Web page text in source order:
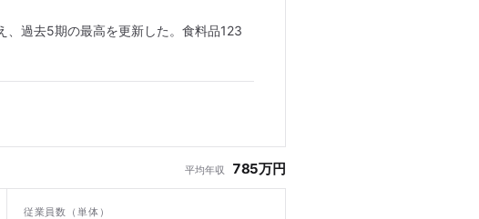
過去5期の最高を更新した。食料品123
平均年収 785万円
従業員数（単体）